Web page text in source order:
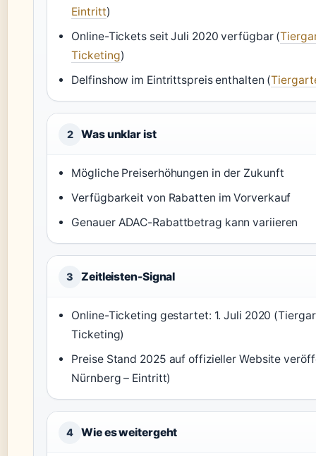
Eintritt)
Online-Tickets seit Juli 2020 verfügbar (
Ticketing)
Delfinshow im Eintrittspreis enthalten (
2 Was unklar ist
Mögliche Preiserhöhungen in der Zukunft
Verfügbarkeit von Rabatten im Vorverkauf
Genauer ADAC-Rabattbetrag kann variieren
3 Zeitleisten-Signal
Online-Ticketing gestartet: 1. Juli 2020
Ticketing)
Preise Stand 2025 auf offizieller Website
Nürnberg – Eintritt)
4 Wie es weitergeht